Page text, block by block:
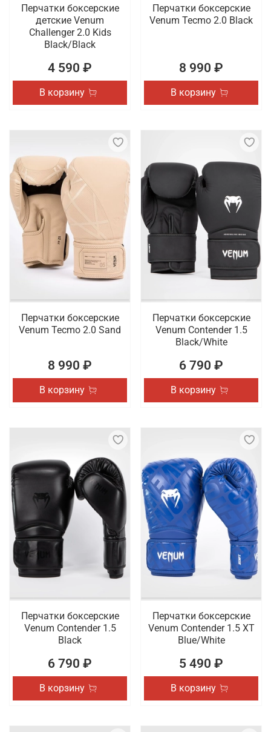
Перчатки боксерские
детские Venum
Challenger 2.0 Kids
Black/Black
4 590 ₽
В корзину
Перчатки боксерские
Venum Tecmo 2.0 Black
8 990 ₽
В корзину
Перчатки боксерские
Venum Tecmo 2.0 Sand
8 990 ₽
В корзину
Перчатки боксерские
Venum Contender 1.5
Black/White
6 790 ₽
В корзину
Перчатки боксерские
Venum Contender 1.5
Black
6 790 ₽
В корзину
Перчатки боксерские
Venum Contender 1.5 XT
Blue/White
5 490 ₽
В корзину